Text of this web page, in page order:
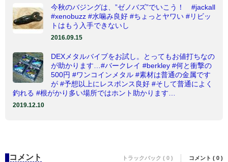
今秋のバジングは、”ゼノバズ”でいこう！ #jackall
#xenobuzz #水噛み良好 #ちょっとヤワい #リビッ
トはもう入手できないし
2016.09.15
DEXメタルバイブをお試し。とってもお値打ちなの
が助かります…#バークレイ #berkley #何と衝撃の
500円 #ワンコインメタル #素材は普通の金属です
が #予想以上にレスポンス良好 #そして普通によく
釣れる #根がかり多い場所ではホント助かります…
2019.12.10
コメント トラックバック ( 0 ) コメント ( 0 )